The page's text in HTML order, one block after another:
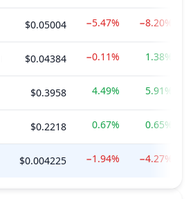
$0.05004 −5.47% −8.20%
$0.04384 −0.11% 1.38%
$0.3958 4.49% 5.91%
$0.2218 0.67% 0.65%
$0.004225 −1.94% −4.27%